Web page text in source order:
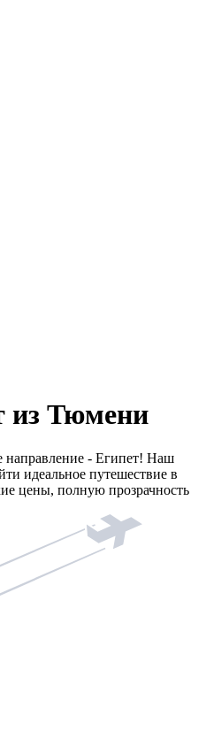
из Тюмени
направление - Египет! Наш
идеальное путешествие в
цены, полную прозрачность